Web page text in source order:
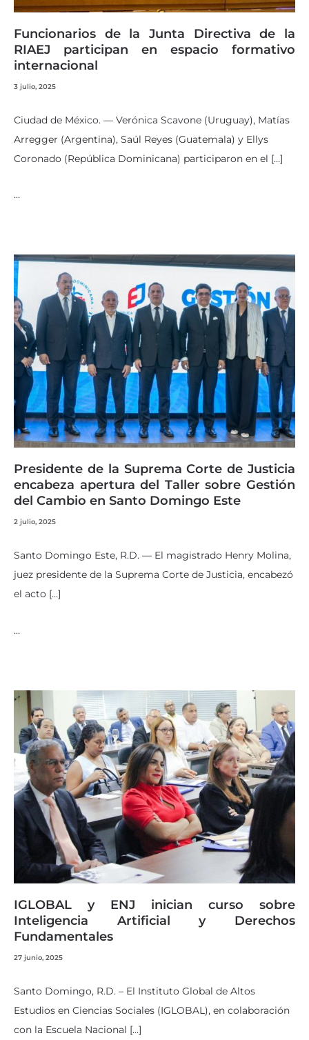
Funcionarios de la Junta Directiva de la
RIAEJ participan en espacio formativo
internacional
3 julio, 2025
Ciudad de México. — Verónica Scavone (Uruguay), Matías
Arregger (Argentina), Saúl Reyes (Guatemala) y Ellys
Coronado (República Dominicana) participaron en el […]
…
Presidente de la Suprema Corte de Justicia
encabeza apertura del Taller sobre Gestión
del Cambio en Santo Domingo Este
2 julio, 2025
Santo Domingo Este, R.D. — El magistrado Henry Molina,
juez presidente de la Suprema Corte de Justicia, encabezó
el acto […]
…
IGLOBAL y ENJ inician curso sobre
Inteligencia Artificial y Derechos
Fundamentales
27 junio, 2025
Santo Domingo, R.D. – El Instituto Global de Altos
Estudios en Ciencias Sociales (IGLOBAL), en colaboración
con la Escuela Nacional […]